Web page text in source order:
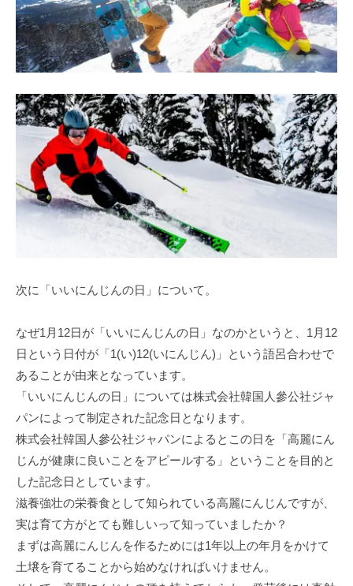
次に「いいにんじんの日」について。
なぜ1月12日が「いいにんじんの日」なのかというと、1月12
日という日付が「1(い)12(いにんじん)」という語呂合わせで
あることが由来となっています。
「いいにんじんの日」については株式会社韓国人參公社ジャ
パンによって制定された記念日となります。
株式会社韓国人參公社ジャパンによるとこの日を「高麗にん
じんが健康に良いことをアピールする」ということを目的と
した記念日としています。
滋養強壮の栄養食として知られている高麗にんじんですが、
実は育て方がとても難しいって知っていましたか？
まずは高麗にんじんを作るためには1年以上の年月をかけて
土壌を育てることから始めなければいけません。